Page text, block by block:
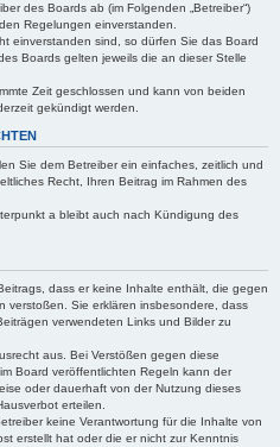
des Boards ab (im Folgenden „Betreiber“)
Regelungen einverstanden.
einverstanden sind, so dürfen Sie das Board
Boards gelten jeweils die an dieser Stelle
Zeit geschlossen und kann von beiden
gekündigt werden.
Sie dem Betreiber ein einfaches, zeitlich und
Recht, Ihren Beitrag im Rahmen des
a bleibt auch nach Kündigung des
dass er keine Inhalte enthält, die gegen
verstoßen. Sie erklären insbesondere, dass
verwendeten Links und Bilder zu
aus. Bei Verstößen gegen diese
Board veröffentlichten Regeln kann der
oder dauerhaft von der Nutzung dieses
erteilen.
keine Verantwortung für die Inhalte von
erstellt hat oder die er nicht zur Kenntnis